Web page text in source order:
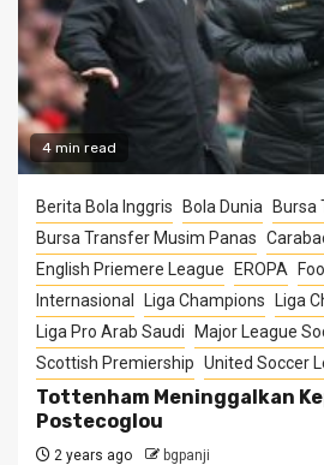
4 min read
Berita Bola Inggris Bola Dunia
Bursa
Bursa Transfer Musim Panas
English Priemere League
EROPA
Internasional
Liga Champions
Liga
Liga Pro Arab Saudi
Major League
Scottish Premiership United Soccer
Tottenham Meninggalkan
Postecoglou
2 years ago bgpanji